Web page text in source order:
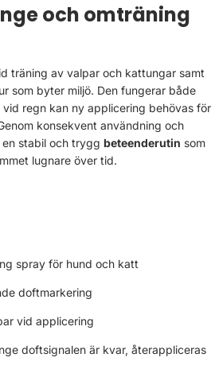
och omträning
träning av valpar och kattungar samt
som byter miljö. Den fungerar både
vid regn kan ny applicering behövas för
konsekvent användning och
stabil och trygg beteenderutin som
lugnare över tid.
spray för hund och katt
doftmarkering
vid applicering
doftsignalen är kvar, återappliceras